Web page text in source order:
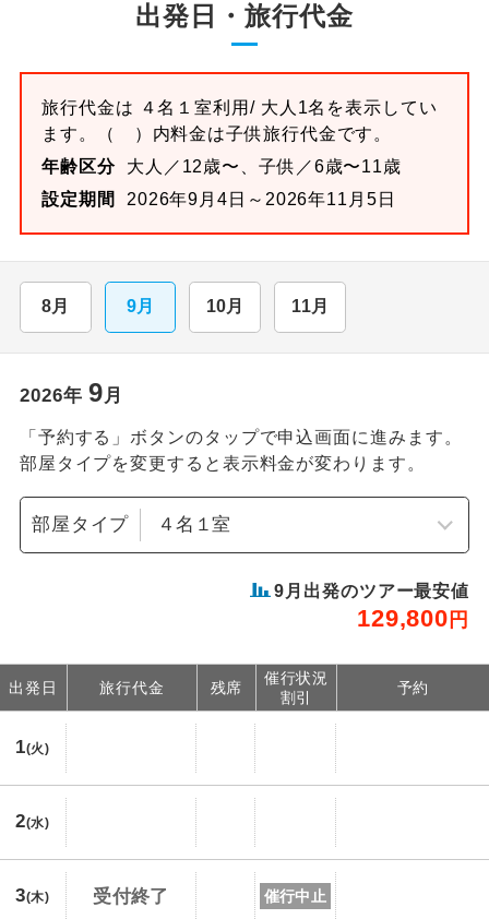
出発日・旅行代金
旅行代金は ４名１室利用/ 大人1名を表示してい
ます。
（ ）内料金は子供旅行代金です。
年齢区分
大人／12歳〜、子供／6歳〜11歳
設定期間
2026年9月4日～2026年11月5日
8月 9月 10月 11月
2026年 9月
「予約する」ボタンのタップで申込画面に進みます。
部屋タイプを変更すると表示料金が変わります。
部屋タイプ
9 月出発のツアー最安値
129,800 円
出発日 旅行代金 残席
催行状況
割引
予約
1(火)
2(水)
3(木) 受付終了 催行中止